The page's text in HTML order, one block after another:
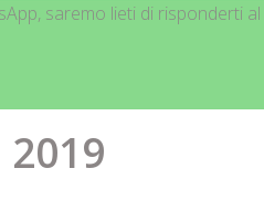
saremo lieti di risponderti